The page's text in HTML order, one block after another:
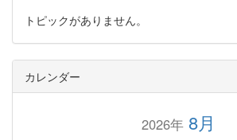
トピックがありません。
カレンダー
2026年8月